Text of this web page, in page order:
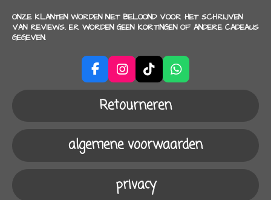
ONZE KLANTEN WORDEN NIET BELOOND VOOR HET SCHRIJVEN
VAN REVIEWS. ER WORDEN GEEN KORTINGEN OF ANDERE CADEAUS
GEGEVEN.
F
a
b
o
k
I
n
s
t
a
r
a
m
T
i
k
T
o
W
h
s
p
p
Retourneren
algemene voorwaarden
privacy